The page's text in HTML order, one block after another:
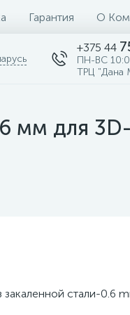
Гарантия О
+375 44
ПН-ВС
ТРЦ "Дана
мм для
закаленной стали-0.6